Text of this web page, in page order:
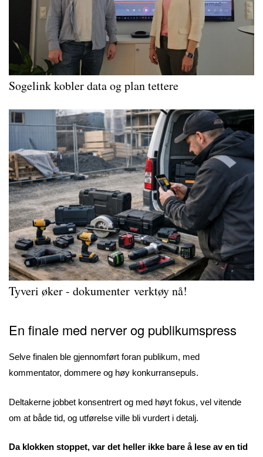
Sogelink kobler data og plan tettere
Tyveri øker - dokumenter verktøy nå!
En finale med nerver og publikumspress
Selve finalen ble gjennomført foran publikum, med
kommentator, dommere og høy konkurransepuls.
Deltakerne jobbet konsentrert og med høyt fokus, vel vitende
om at både tid, og utførelse ville bli vurdert i detalj.
Da klokken stoppet, var det heller ikke bare å lese av en tid